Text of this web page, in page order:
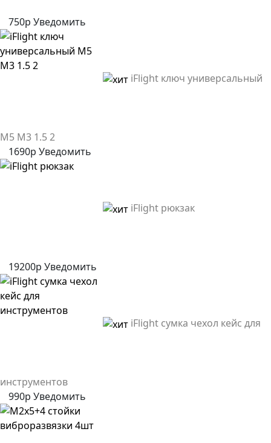
750р Уведомить
iFlight ключ универсальный
M5 M3 1.5 2
1690р Уведомить
iFlight рюкзак
19200р Уведомить
iFlight сумка чехол кейс для
инструментов
990р Уведомить